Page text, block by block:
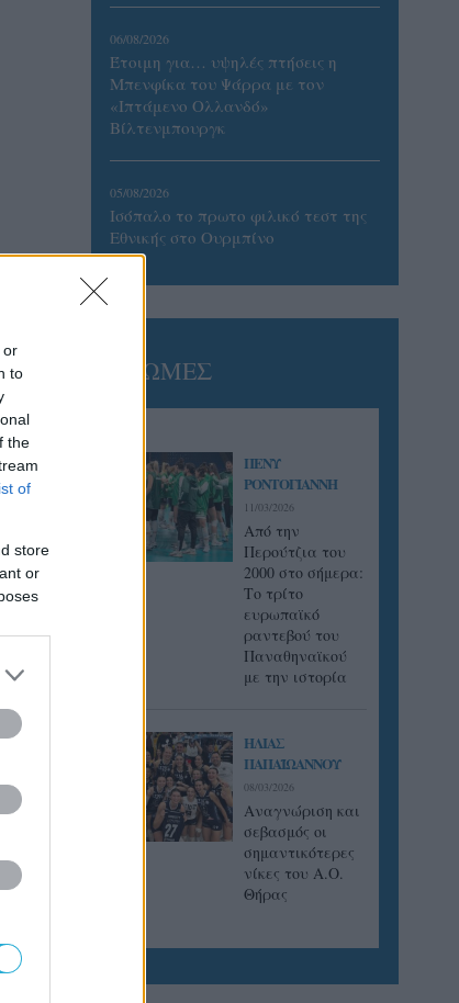
or
to
the
of
store
or
06/08/2026
Έτοιμη για… υψηλές πτήσεις η
Μπενφίκα του Ψάρρα με τον
«Ιπτάμενο Ολλανδό»
Βίλτενμπουργκ
05/08/2026
Ισόπαλο το πρωτο φιλικό τεστ της
Εθνικής στο Ουρμπίνο
ΓΝΩΜΕΣ
ΠΕΝΥ
ΡΟΝΤΟΓΙΑΝΝΗ
11/03/2026
Από την
Περούτζια του
2000 στο σήμερα:
Tο τρίτο
ευρωπαϊκό
ραντεβού του
Παναθηναϊκού
με την ιστορία
ΗΛΙΑΣ
ΠΑΠΑΪΩΑΝΝΟΥ
08/03/2026
Αναγνώριση και
σεβασμός οι
σημαντικότερες
νίκες του Α.Ο.
Θήρας